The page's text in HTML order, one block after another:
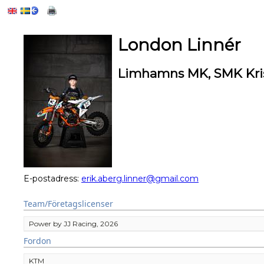
London Linnér
Limhamns MK, SMK
E-postadress: erik.aberg.linner@gmail.com
Team/Företagslicenser
Power by JJ Racing, 2026
Fordon
KTM